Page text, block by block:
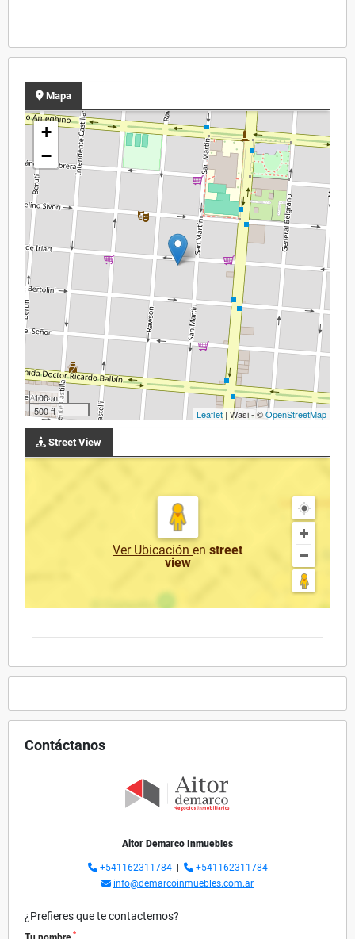
Mapa
+
−
100 m
500 ft
Leaflet| Wasi - ©OpenStreetMap
Street View
Ver Ubicación en street
view
Contáctanos
Aitor Demarco Inmuebles
+541162311784|
+541162311784
info@demarcoinmuebles.com.ar
¿Prefieres que te contactemos?
*